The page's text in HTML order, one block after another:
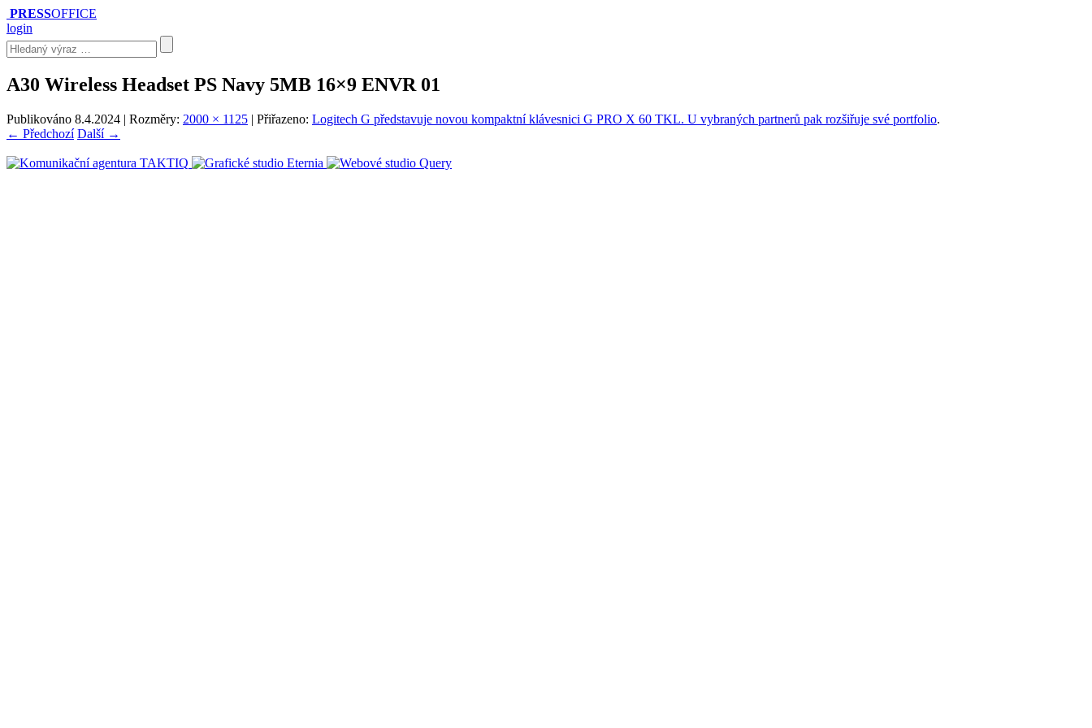
PRESSOFFICE
login
A30 Wireless Headset PS Navy 5MB 16×9 ENVR 01
Publikováno 8.4.2024 | Rozměry: 2000 × 1125 | Přiřazeno: Logitech G představuje novou kompaktní klávesnici G PRO X 60 TKL. U vybraných partnerů pak rozšiřuje své portfolio.
← Předchozí Další →